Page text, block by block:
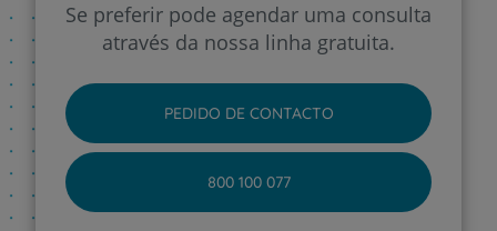
Se preferir pode agendar uma consulta
através da nossa linha gratuita.
PEDIDO DE CONTACTO
800 100 077